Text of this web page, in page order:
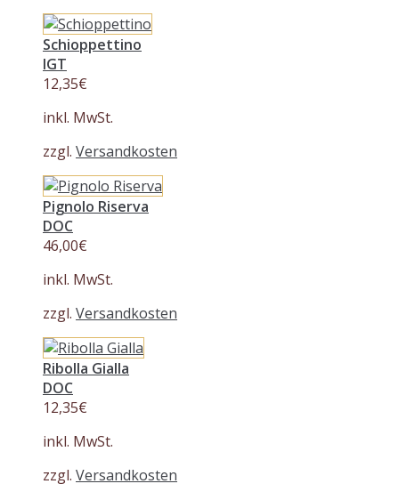
Schioppettino
IGT
12,35€
inkl. MwSt.
zzgl. Versandkosten
Pignolo Riserva
DOC
46,00€
inkl. MwSt.
zzgl. Versandkosten
Ribolla Gialla
DOC
12,35€
inkl. MwSt.
zzgl. Versandkosten